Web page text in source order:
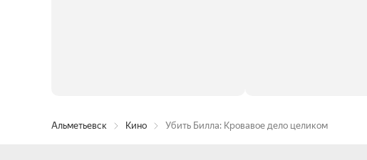
Альметьевск Кино Убить Билла: Кровавое дело целиком